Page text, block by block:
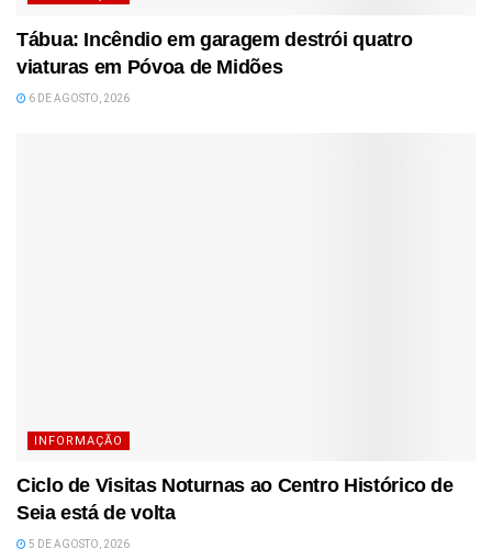
Tábua: Incêndio em garagem destrói quatro
viaturas em Póvoa de Midões
6 DE AGOSTO, 2026
INFORMAÇÃO
Ciclo de Visitas Noturnas ao Centro Histórico de
Seia está de volta
5 DE AGOSTO, 2026